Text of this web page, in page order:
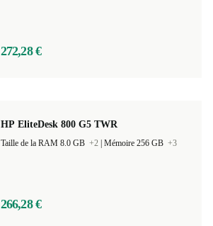
272,28 €
HP EliteDesk 800 G5 TWR
Taille de la RAM 8.0 GB +2 Mémoire 256 GB +3
266,28 €